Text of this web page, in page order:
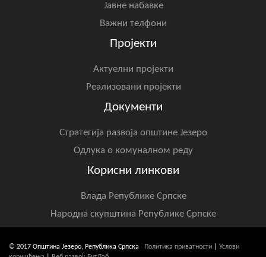
Јавне набавке
Важни телфони
Пројекти
Актуелни пројекти
Реализовани пројекти
Документи
Стратегија развоја општине Језеро
Одлука о комуналном реду
Корисни линкови
Влада Републике Српске
Народна скупштина Републике Српске
© 2017 Општина Језеро, Република Српска Политика приватности
Услови